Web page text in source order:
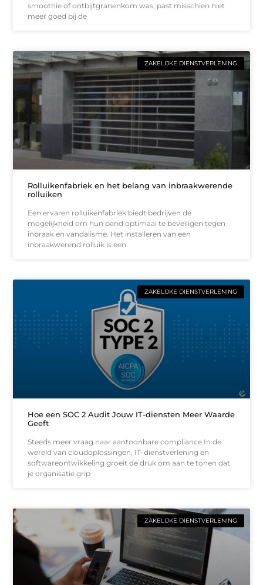
smoothie of ontbijtgranenkom was, past misschien niet
meer goed bij de
ZAKELIJKE DIENSTVERLENING
Rolluikenfabriek en het belang van inbraakwerende
rolluiken
Een ervaren rolluikenfabriek biedt bedrijven de
mogelijkheid om hun pand optimaal te beveiligen tegen
inbraak en vandalisme. Het installeren van een
inbraakwerend rolluik is een
ZAKELIJKE DIENSTVERLENING
Hoe een SOC 2 Audit Jouw IT-diensten Meer Waarde
Geeft
Steeds meer vraag naar aantoonbare compliance In de
wereld van cloudoplossingen, IT-dienstverlening en
softwareontwikkeling groeit de druk om aan te tonen dat
je organisatie grip
ZAKELIJKE DIENSTVERLENING